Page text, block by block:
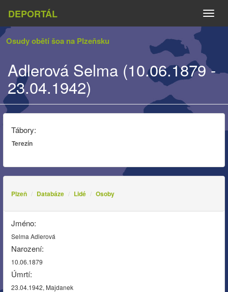
DEPORTÁL
Osudy obětí šoa na Plzeňsku
Adlerová Selma (10.06.1879 -
23.04.1942)
Tábory:
Terezín
Plzeň Databáze Lidé Osoby
Jméno:
Selma Adlerová
Narození:
10.06.1879
Úmrtí:
23.04.1942, Majdanek